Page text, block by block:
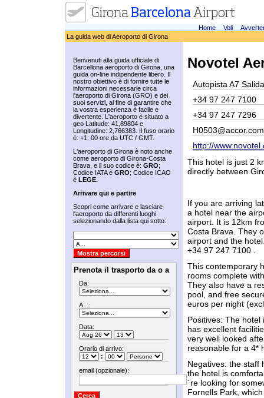
Home Voli
La guida web di Aeroporto di Girona
Benvenuti alla guida ufficiale di
Barcellona aeroporto di Girona, una
guida on-line indipendente libero. Il
nostro obiettivo è di fornire tutte le
informazioni necessarie circa
l'aeroporto di Girona (GRO) e dei
suoi servizi, al fine di garantire che
la vostra esperienza è facile e
divertente. L'aeroporto è situato a
geo Latitude: 41,89804 e
Longitudine: 2,766383. Il fuso orario
è: +1: 00 ore da UTC / GMT.
L'aeroporto di Girona è noto anche
come aeroporto di Girona-Costa
Brava, e il suo codice è: GRO;
Codice IATA è GRO; Codice ICAO
è LEGE.
Arrivare qui e partire
Scopri come arrivare e lasciare
l'aeroporto da differenti luoghi
selezionando dalla lista qui sotto:
Prenota il trasporto da o a
Da:
A...:
Data:
Orario di arrivo:
:
email (opzionale):
Novotel
Autopista A7
+34 97 247 7100
+34 97 247 7296
H0503@accor.com
http://
This hotel is just 2
directly between
If you are arriving
a hotel near the
airport. It is 12km
Costa Brava. They
airport and the
+34 97 247 7100 .
This contemporary
rooms complete
They also have a
pool, and free
euros per night
Positives: The
has excellent
very well looked
reasonable for a 4*
Negatives: the staff
the hotel is
´re looking for
Fornells Park,